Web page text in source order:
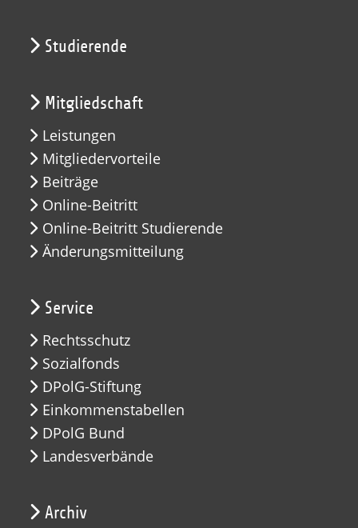
Studierende
Mitgliedschaft
Leistungen
Mitgliedervorteile
Beiträge
Online-Beitritt
Online-Beitritt Studierende
Änderungsmitteilung
Service
Rechtsschutz
Sozialfonds
DPolG-Stiftung
Einkommenstabellen
DPolG Bund
Landesverbände
Archiv